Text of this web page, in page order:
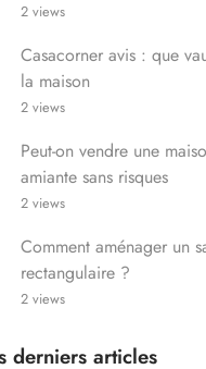
2 views
Casacorner avis : que
la maison
2 views
Peut-on vendre une
amiante sans risques
2 views
Comment aménager un
rectangulaire ?
2 views
derniers articles